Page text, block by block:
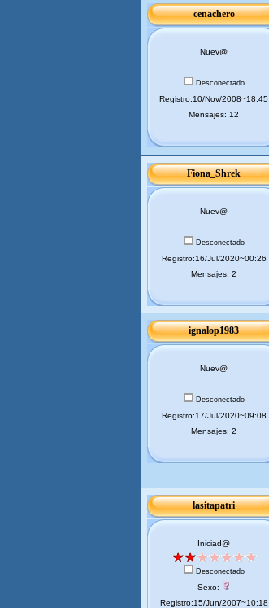
cenachero
Nuev@
Desconectado
Registro:10/Nov/2008~18:45
Mensajes: 12
Fiona_Shrek
Nuev@
Desconectado
Registro:16/Jul/2020~00:26
Mensajes: 2
ignalop1983
Nuev@
Desconectado
Registro:17/Jul/2020~09:08
Mensajes: 2
lasitapatri
Iniciad@
Desconectado
Sexo:
Registro:15/Jun/2007~10:18